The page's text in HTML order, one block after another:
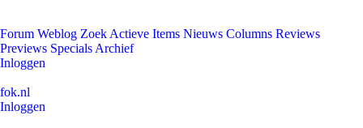
Forum Weblog Zoek Actieve Items Nieuws Columns Reviews
Previews Specials Archief
Inloggen
fok.nl
Inloggen